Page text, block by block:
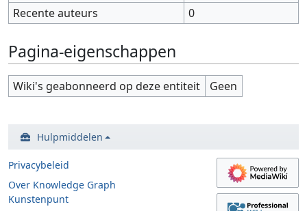
Recente auteurs 0
Pagina-eigenschappen
Wiki's geabonneerd op deze entiteit Geen
Hulpmiddelen
Privacybeleid
Over Knowledge Graph
Kunstenpunt